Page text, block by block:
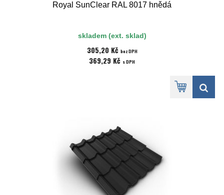
Royal SunClear RAL 8017 hnědá
skladem (ext. sklad)
305,20 Kč bez DPH
369,29 Kč s DPH